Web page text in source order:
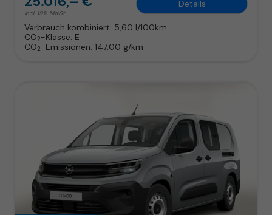
incl. 19% MwSt.
Details
Verbrauch kombiniert: 5,60 l/100km
CO2-Klasse: E
CO2-Emissionen: 147,00 g/km